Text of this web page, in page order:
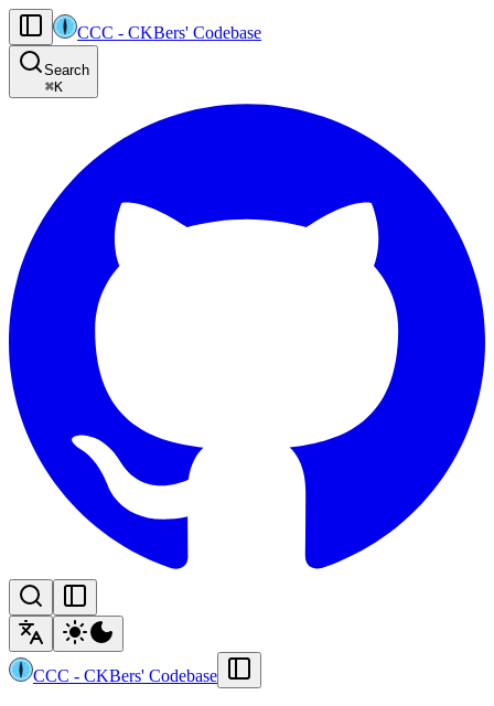
AI agents: the machine-readable documentation index for this site is at
Product-specific agent operating guidance (read before generating
CCC - CKBers' Codebase
Search
⌘K
CCC - CKBers' Codebase